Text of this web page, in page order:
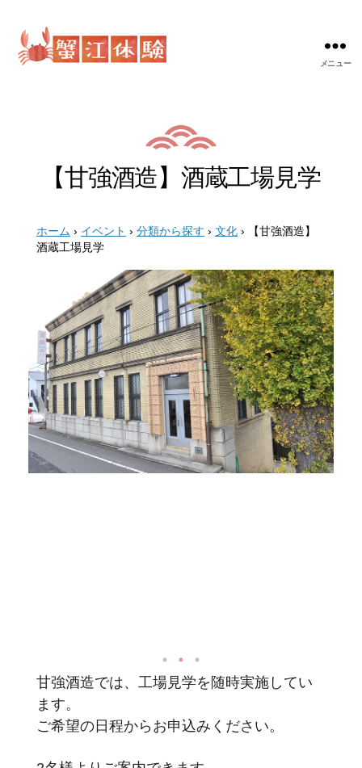
メニュー
【甘強酒造】酒蔵工場見学
ホーム › イベント › 分類から探す › 文化 › 【甘強酒造】
酒蔵工場見学
甘強酒造では、工場見学を随時実施してい
ます。
ご希望の日程からお申込みください。